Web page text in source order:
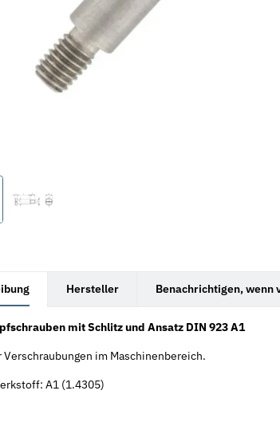
Hersteller Benachrichtigen, wenn
mit Schlitz und Ansatz DIN 923 A1
im Maschinenbereich.
A1 (1.4305)